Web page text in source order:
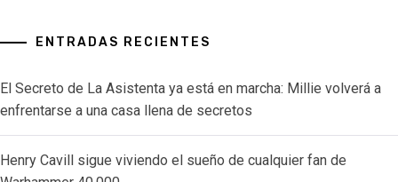
ENTRADAS RECIENTES
El Secreto de La Asistenta ya está en marcha: Millie volverá a
enfrentarse a una casa llena de secretos
Henry Cavill sigue viviendo el sueño de cualquier fan de